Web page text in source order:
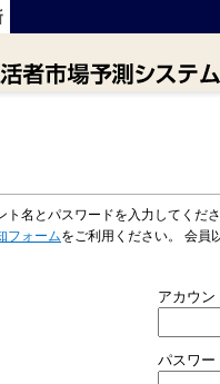
ト名とパスワードを入力してくだ
フォームをご利用ください。 会員
アカウン
パスワー